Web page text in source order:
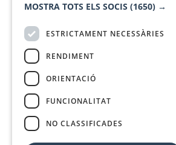
Amb el suport de
MOSTRA TOTS ELS SOCIS (1650) →
ESTRICTAMENT NECESSÀRIES
RENDIMENT
ORIENTACIÓ
FUNCIONALITAT
NO CLASSIFICADES